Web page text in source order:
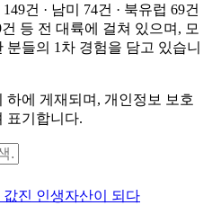
건 · 남미 74건 · 북유럽 69건
등 전 대륙에 걸쳐 있으며, 모
들의 1차 경험을 담고 있습니
에 게재되며, 개인정보 보호
표기합니다.